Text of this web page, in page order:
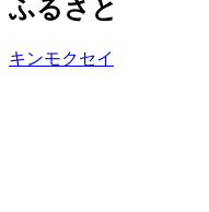
ふるさと
キンモクセイ